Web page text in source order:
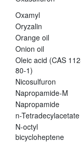
Oxamyl
Oryzalin
Orange oil
Onion oil
Oleic acid (CAS
80-1)
Nicosulfuron
Napropamide-M
Napropamide
n-Tetradecylacetate
N-octyl
bicycloheptene